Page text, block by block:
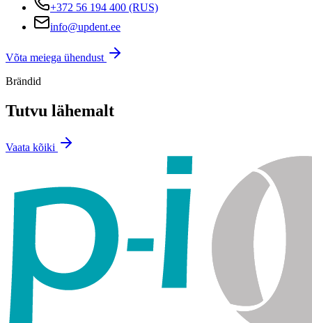
+372 56 194 400 (RUS)
info@updent.ee
Võta meiega ühendust
Brändid
Tutvu lähemalt
Vaata kõiki